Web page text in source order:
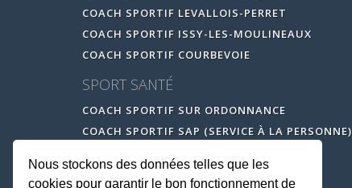
COACH SPORTIF LEVALLOIS-PERRET
COACH SPORTIF ISSY-LES-MOULINEAUX
COACH SPORTIF COURBEVOIE
SPORT SANTÉ
COACH SPORTIF SUR ORDONNANCE
COACH SPORTIF SAP (SERVICE À LA PERSONNE)
Nous stockons des données telles que les
cookies pour garantir le bon fonctionnement de